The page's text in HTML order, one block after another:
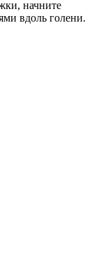
начните
вдоль голени.